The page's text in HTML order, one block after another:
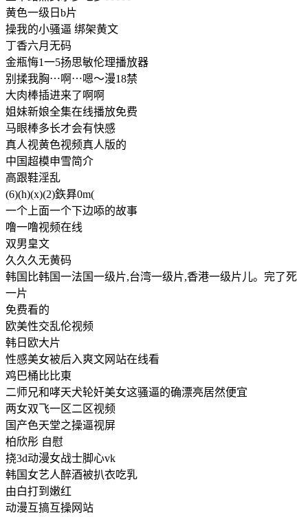
黄色一级日b片
操我的小骚逼 绑架黄文
丁香六月无码
金瓶悔1一5扬思敏伦理播放器
别揉我胸⋯啊⋯嗯～漫18禁
大肉棒插进来了啊啊
姐妹新娘全集在线播放免费
马眼棒多长才会有快感
真人视黄色视频真人版的
中国超模申雪简介
高跟鞋淫乱
(6)(h)(x)(2)鉃昪0m(
一个上面一个下边㖭的故事
噜一噜视频在线
双男皇文
久久久无黄码
韩国比韩国一法国一级片,台湾一级片,香港一级片儿。完了死
一片
免费看的
欧美性交乱伦视频
韩日欧大片
性感美女被后入爽文网站在线看
鸡巴桶比比東
二师兄和哮天犬轮奸美女这骚逼的确漂亮居然便宜
两女双飞一区二区视频
国产色天堂之操逼视屏
柏欣彤 自慰
挠3d动漫女战士脚心vk
韩国女艺人醉酒被扒衣吃乳
由白打到嫩红
动漫互搞互操网站